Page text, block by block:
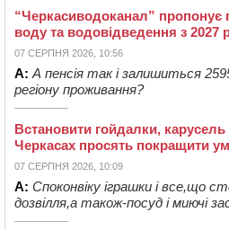
“Черкасиводоканал” пропонує
воду та водовідведення з 2027
07 СЕРПНЯ 2026, 10:56
А: А пенсія так і залишиться
регіону проживання?
Встановити гойдалки, карусель
Черкасах просять покращити
07 СЕРПНЯ 2026, 10:09
А: Споконвіку іграшки і все,що
дозвілля,а також-посуд і миючі